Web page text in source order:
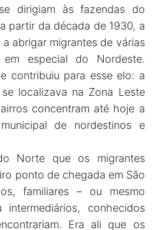
dirigiam às fazendas do
partir da década de 1930, a
abrigar migrantes de várias
especial do Nordeste.
contribuiu para esse elo: a
localizava na Zona Leste
concentram até hoje a
de nordestinos e
Norte que os migrantes
ponto de chegada em São
familiares – ou mesmo
intermediários, conhecidos
Era ali que os